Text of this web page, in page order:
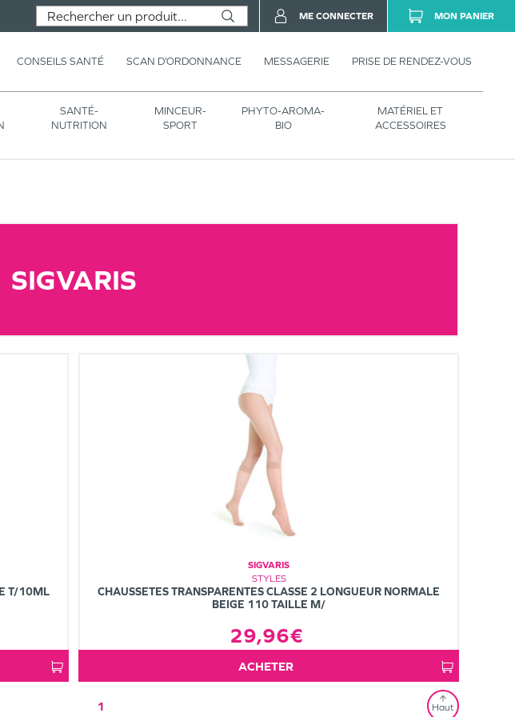
CONSEILS SANTÉ SCAN D’ORDONNANCE MESSAGERIE PRISE DE RENDEZ-VOUS
SANTÉ-
NUTRITION
MINCEUR-
SPORT
PHYTO-AROMA-
BIO
MATÉRIEL ET
ACCESSOIRES
ME CONNECTER MON PANIER
SIGVARIS
T/10ML
SIGVARIS
STYLES
CHAUSSETES TRANSPARENTES CLASSE 2 LONGUEUR NORMALE
BEIGE 110 TAILLE M/
29,96€
ACHETER
1 Haut